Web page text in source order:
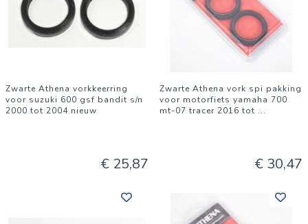
Zwarte Athena vorkkeerring
voor suzuki 600 gsf bandit s/n
2000 tot 2004 nieuw
€ 25,87
Zwarte Athena vork spi pakking
voor motorfiets yamaha 700
mt-07 tracer 2016 tot ...
€ 30,47